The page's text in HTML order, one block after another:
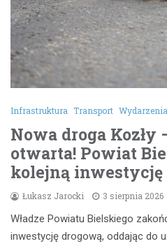
Infrastruktura Transport Wydarzenia
Nowa droga Kozły
otwarta! Powiat
kolejną inwestycję
Łukasz Jarocki 3 sierpnia 2026
Władze Powiatu Bielskiego
inwestycję drogową, oddając do